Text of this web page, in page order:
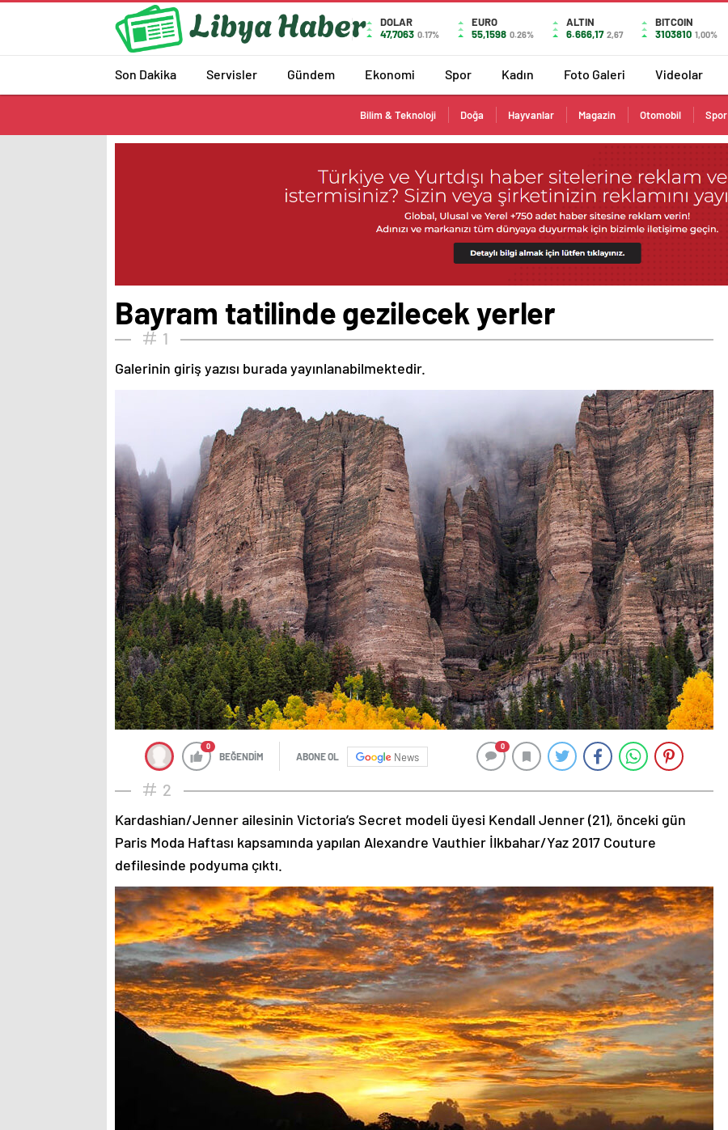
DOLAR
47,7063 0.17%
EURO
55,1598 0.26%
ALTIN
6.666,17 2,67
BITCOIN
3103810 1,00%
Son Dakika Servisler Gündem Ekonomi Spor Kadın Foto Galeri Videolar
Bilim & Teknoloji Doğa Hayvanlar Magazin Otomobil Spor
Bayram tatilinde gezilecek yerler
1
Galerinin giriş yazısı burada yayınlanabilmektedir.
0
BEĞENDİM ABONE OL News
0
2
Kardashian/Jenner ailesinin Victoria’s Secret modeli üyesi Kendall Jenner (21), önceki gün
Paris Moda Haftası kapsamında yapılan Alexandre Vauthier İlkbahar/Yaz 2017 Couture
defilesinde podyuma çıktı.